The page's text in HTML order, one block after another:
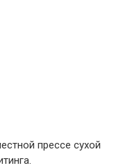
прессе сухой